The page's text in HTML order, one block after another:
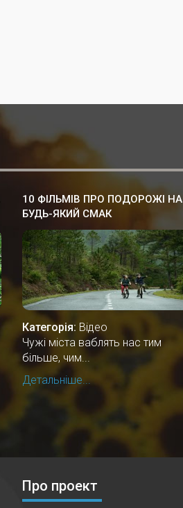
10 ФІЛЬМІВ ПРО ПОДОРОЖІ НА
БУДЬ-ЯКИЙ СМАК
Категорія: Відео
Чужі міста ваблять нас тим
більше, чим...
Детальніше...
Про проект